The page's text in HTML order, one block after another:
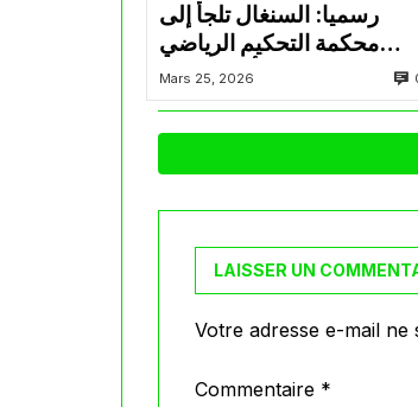
رسميا: السنغال تلجأ إلى
محكمة التحكيم الرياضي
ضد سحب كأس إفريقيا
منها
Mars 25, 2026
LAISSER UN
Votre adresse e-mail ne
Commentaire *